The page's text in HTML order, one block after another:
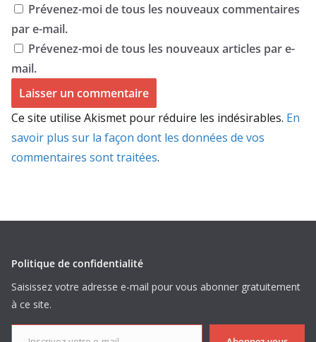
Prévenez-moi de tous les nouveaux commentaires
par e-mail.
Prévenez-moi de tous les nouveaux articles par e-
mail.
Ce site utilise Akismet pour réduire les indésirables. En
savoir plus sur la façon dont les données de vos
commentaires sont traitées.
Politique de confidentialité
Saisissez votre adresse e-mail pour vous abonner gratuitement
à ce site.
Inscrivez votre e-mail...